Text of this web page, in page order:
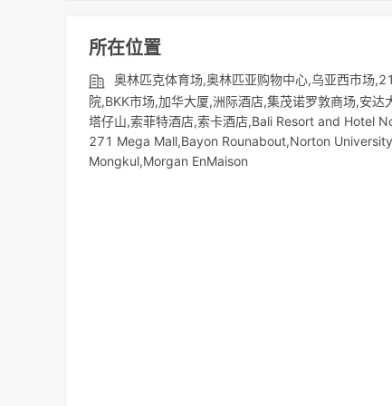
所在位置
奥林匹克体育场,奥林匹亚购物中心,乌亚西市场
院,BKK市场,加华大厦,洲际酒店,集茂诺罗敦商场,安
塔仔山,索菲特酒店,索卡酒店,Bali Resort and Hotel
271 Mega Mall,Bayon Rounabout,Norton
Mongkul,Morgan EnMaison